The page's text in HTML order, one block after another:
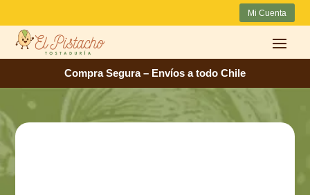
Mi Cuenta
Compra Segura – Envíos a todo Chile